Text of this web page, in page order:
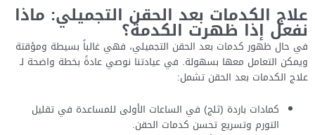
علاج الكدمات بعد الحقن التجميلي: ماذا
نفعل إذا ظهرت الكدمة؟
في حال ظهور كدمات بعد الحقن التجميلي، فهي غالباً بسيطة ومؤقتة
ويمكن التعامل معها بسهولة. في عيادتنا نوصي عادةً بخطة واضحة لـ
علاج الكدمات بعد الحقن تشمل:
كمادات باردة (ثلج) في الساعات الأولى للمساعدة في تقليل
التورم وتسريع تحسن كدمات الحقن.